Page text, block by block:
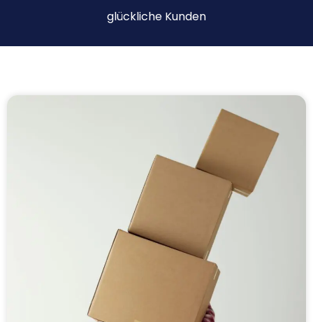
glückliche Kunden